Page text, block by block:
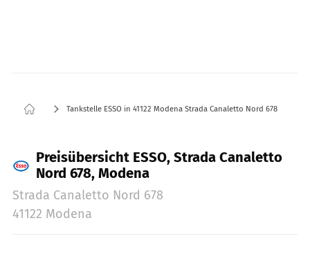
Tankstelle ESSO in 41122 Modena Strada Canaletto Nord 678
Preisübersicht ESSO, Strada Canaletto
Nord 678, Modena
Strada Canaletto Nord 678
41122 Modena